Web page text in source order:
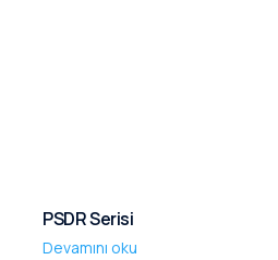
PSDR Serisi
Devamını oku